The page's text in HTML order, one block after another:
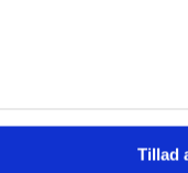
Tillad